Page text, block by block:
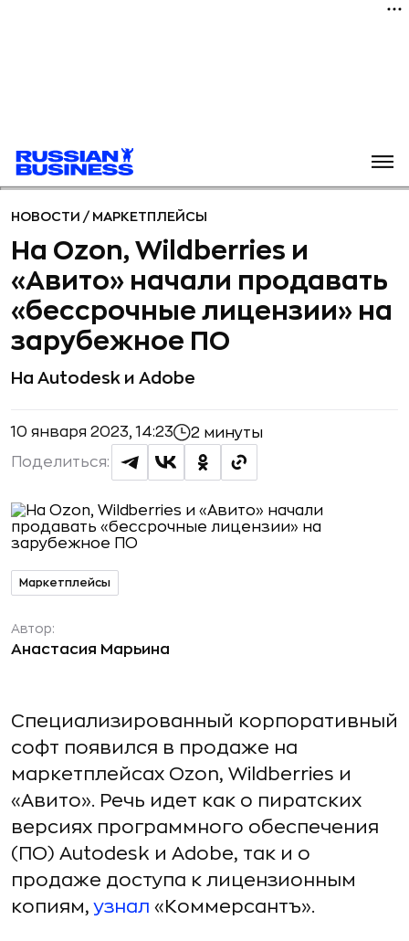
НОВОСТИ / МАРКЕТПЛЕЙСЫ
На Ozon, Wildberries и
«Авито» начали продавать
«бессрочные лицензии» на
зарубежное ПО
На Autodesk и Adobe
10 января 2023, 14:23 2 минуты
Поделиться:
Маркетплейсы
Автор:
Анастасия Марьина
Специализированный корпоративный
софт появился в продаже на
маркетплейсах Ozon, Wildberries и
«Авито». Речь идет как о пиратских
версиях программного обеспечения
(ПО) Autodesk и Adobe, так и о
продаже доступа к лицензионным
копиям,узнал «Коммерсантъ».